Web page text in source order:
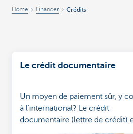
Home Financer Crédits
Le crédit documentaire
Un moyen de paiement sûr, y
à l’international? Le crédit
documentaire (lettre de crédit)
solution idéale.